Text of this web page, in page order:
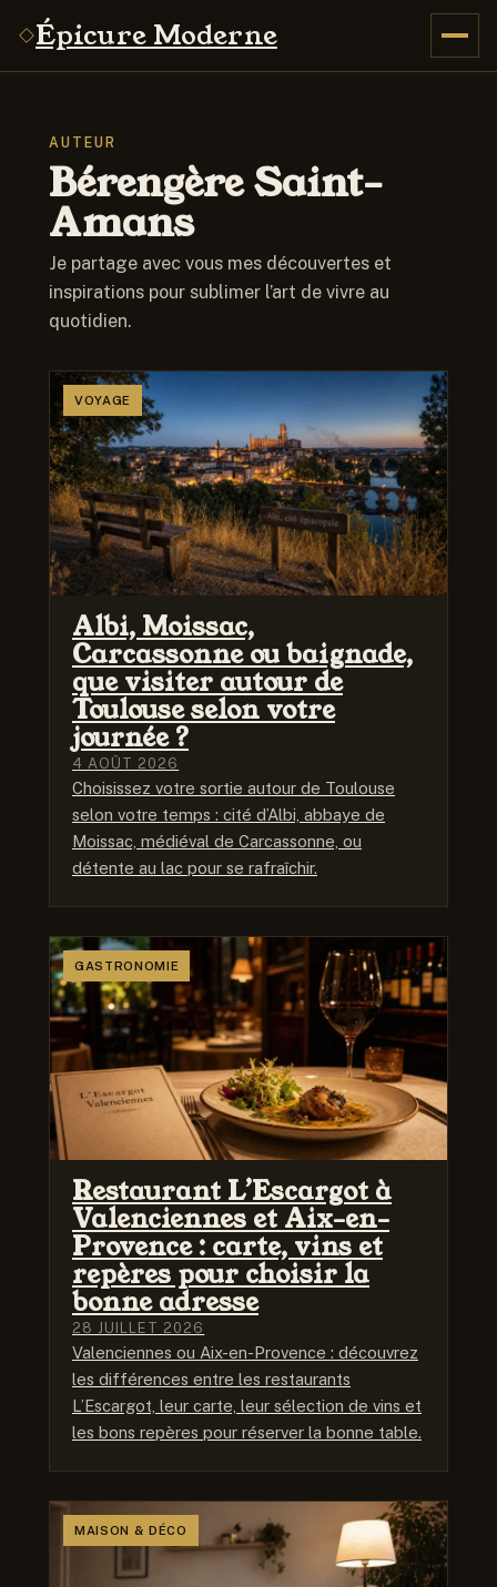
Épicure Moderne
AUTEUR
Bérengère Saint-
Amans
Je partage avec vous mes découvertes et
inspirations pour sublimer l’art de vivre au
quotidien.
VOYAGE
Albi, Moissac,
Carcassonne ou baignade,
que visiter autour de
Toulouse selon votre
journée ?
4 AOÛT 2026
Choisissez votre sortie autour de Toulouse
selon votre temps : cité d’Albi, abbaye de
Moissac, médiéval de Carcassonne, ou
détente au lac pour se rafraîchir.
GASTRONOMIE
Restaurant L’Escargot à
Valenciennes et Aix-en-
Provence : carte, vins et
repères pour choisir la
bonne adresse
28 JUILLET 2026
Valenciennes ou Aix-en-Provence : découvrez
les différences entre les restaurants
L’Escargot, leur carte, leur sélection de vins et
les bons repères pour réserver la bonne table.
MAISON & DÉCO